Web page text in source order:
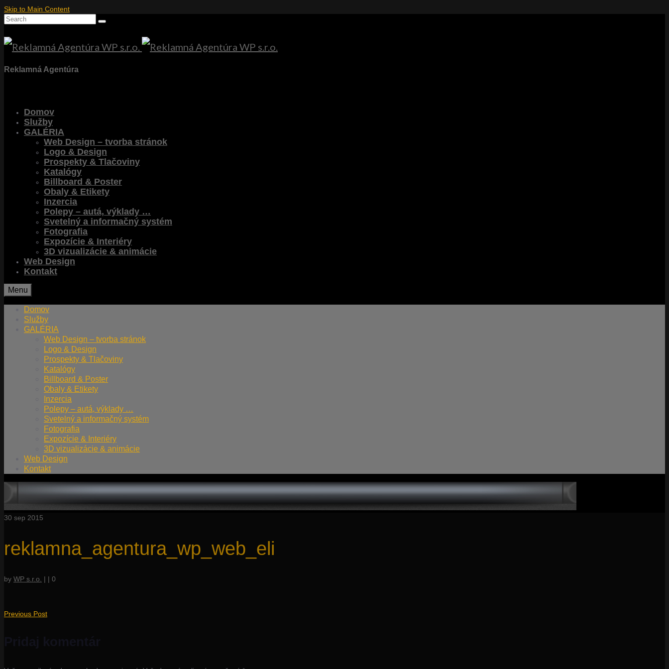
Skip to Main Content
Search
Reklamná Agentúra
Domov
Služby
GALÉRIA
Web Design – tvorba stránok
Logo & Design
Prospekty & Tlačoviny
Katalógy
Billboard & Poster
Obaly & Etikety
Inzercia
Polepy – autá, výklady …
Svetelný a informačný systém
Fotografia
Expozície & Interiéry
3D vizualizácie & animácie
Web Design
Kontakt
Menu
Domov
Služby
GALÉRIA
Web Design – tvorba stránok
Logo & Design
Prospekty & Tlačoviny
Katalógy
Billboard & Poster
Obaly & Etikety
Inzercia
Polepy – autá, výklady …
Svetelný a informačný systém
Fotografia
Expozície & Interiéry
3D vizualizácie & animácie
Web Design
Kontakt
30 sep 2015
reklamna_agentura_wp_web_eli
by WP s.r.o. | | 0
Previous Post